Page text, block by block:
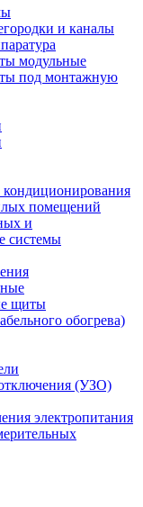
и каналы
модульные
под монтажную
помещений
и
системы
щиты
обогрева)
(УЗО)
электропитания